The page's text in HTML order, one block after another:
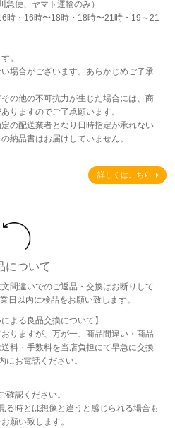
便、ヤマト運輸のみ）
時・16時〜18時・18時〜21時・19～21
。
場合がございます。あらかじめご了承
の他の不可抗力が生じた場合には、商
りますのでご了承願います。
の配送業者となり日時指定が承れない
納品書はお届けしていません。
詳しくはこちら
について
間違いでのご返品・交換はお断りして
日以内に検品をお願い致します。
よる良品交換について】
りますが、万が一、商品間違い・商品
料・手数料を当店負担にて早急に交換
にお電話ください。
確認ください。
る時とは想像と違うと感じられる場合も
願い致します。